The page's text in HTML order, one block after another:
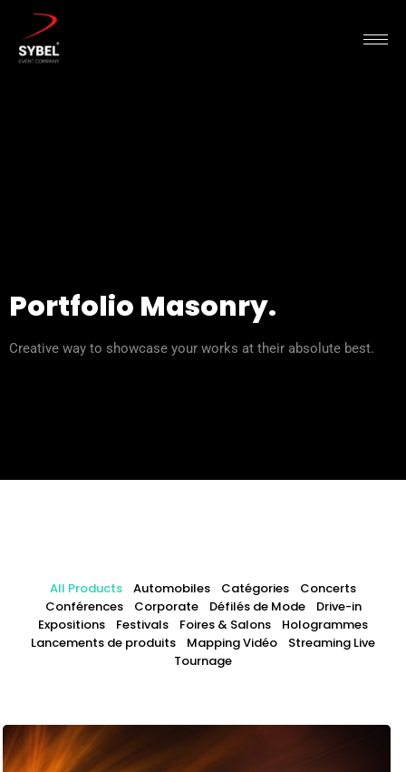
Portfolio Masonry.
Creative way to showcase your works at their absolute best.
All Products Automobiles Catégories
Concerts
Conférences
Corporate Défilés de Mode
Drive-in
Expositions
Festivals Foires & Salons
Hologrammes
Lancements de produits
Mapping Vidéo
Streaming Live
Tournage